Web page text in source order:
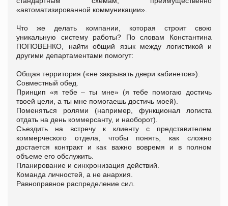
«автоматизированной коммуникации».
Что же делать компании, которая строит свою
уникальную систему работы? По словам Константина
ПОПОВЕНКО, найти общий язык между логистикой и
другими департаментами помогут:
Общая территория («не закрывать двери кабинетов»).
Совместный обед.
Принцип «я тебе – ты мне» (я тебе помогаю достичь
твоей цели, а ты мне помогаешь достичь моей).
Поменяться ролями (например, функционал логиста
отдать на день коммерсанту, и наоборот).
Съездить на встречу к клиенту с представителем
коммерческого отдела, чтобы понять, как сложно
достается контракт и как важно вовремя и в полном
объеме его обслужить.
Планирование и синхронизация действий.
Команда личностей, а не анархия.
Равноправное распределение сил.